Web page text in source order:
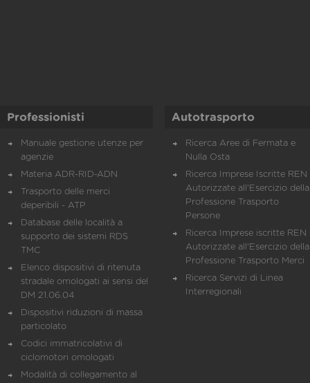
Professionisti
Manuale gestione utenze per
agenzie
Materia ADR-RID-ADN
Trasporto delle merci
deperibili - ATP
Database delle località a
supporto dei sistemi RDS
TMC
Elenco dispositivi di ritenuta
stradale omologati ai sensi del
DM 21.06.04
Dispositivi riduzioni di massa
particolato
Codici immatricolativi di
ciclomotori omologati
Modalità di collegamento al
Autotrasporto
Ricerca Aree di Fermata e
Nulla Osta
Ricerca Imprese Iscritte REN
Autorizzate all'Esercizio della
Professione Trasporto
Persone
Ricerca Imprese iscritte REN
Autorizzate all'Esercizio della
Professione Trasporto Merci
Ricerca Servizi di Linea
Interregionali